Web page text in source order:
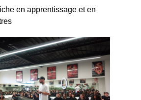
en apprentissage et en